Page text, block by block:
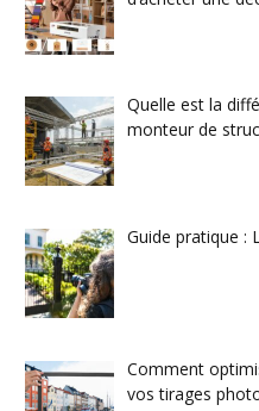
Quelle est la
monteur de
Guide pratique :
Comment
vos tirages